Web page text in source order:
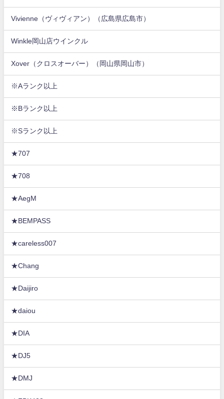
Vivienne（ヴィヴィアン）（広島県広島市）
Winkle岡山店ウインクル
Xover（クロスオーバー）（岡山県岡山市）
※Aランク以上
※Bランク以上
※Sランク以上
★707
★708
★AegM
★BEMPASS
★careless007
★Chang
★Daijiro
★daiou
★DIA
★DJ5
★DMJ